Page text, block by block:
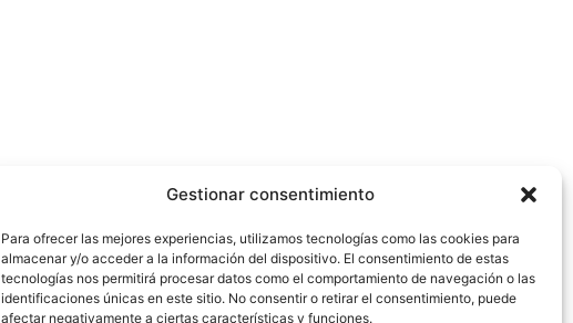
Gestionar consentimiento
Para ofrecer las mejores experiencias, utilizamos tecnologías como las cookies para
almacenar y/o acceder a la información del dispositivo. El consentimiento de estas
tecnologías nos permitirá procesar datos como el comportamiento de navegación o las
identificaciones únicas en este sitio. No consentir o retirar el consentimiento, puede
afectar negativamente a ciertas características y funciones.